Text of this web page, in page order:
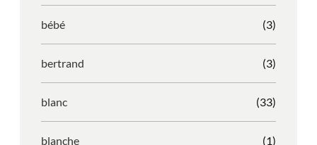
bébé (3)
bertrand (3)
blanc (33)
blanche (1)